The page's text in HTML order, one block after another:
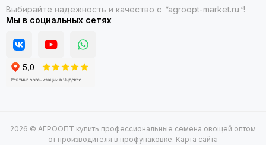
Выбирайте надежность и качество с "agroopt-market.ru "!
Мы в социальных сетях
2026 © АГРООПТ купить профессиональные семена овощей оптом
от производителя в профупаковке. Карта сайта